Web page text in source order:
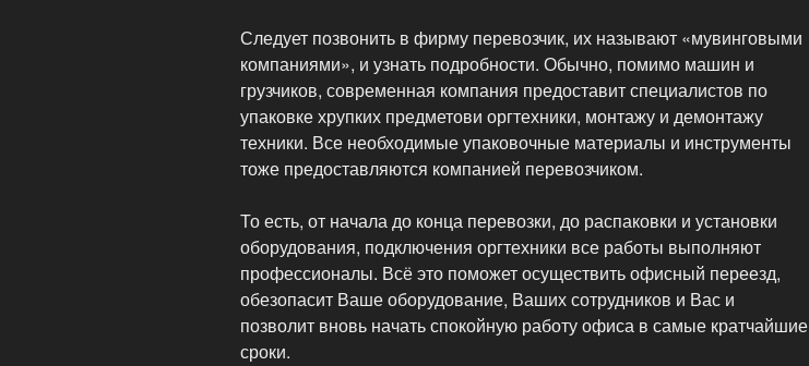
Следует позвонить в фирму перевозчик, их называют «мувинговыми
компаниями», и узнать подробности. Обычно, помимо машин и
грузчиков, современная компания предоставит специалистов по
упаковке хрупких предметови оргтехники, монтажу и демонтажу
техники. Все необходимые упаковочные материалы и инструменты
тоже предоставляются компанией перевозчиком.
То есть, от начала до конца перевозки, до распаковки и установки
оборудования, подключения оргтехники все работы выполняют
профессионалы. Всё это поможет осуществить офисный переезд,
обезопасит Ваше оборудование, Ваших сотрудников и Вас и
позволит вновь начать спокойную работу офиса в самые кратчайшие
сроки.